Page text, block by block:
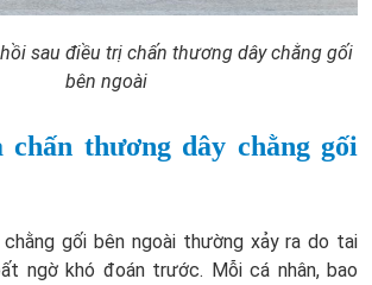
sau điều trị chấn thương dây chằng gối
bên ngoài
chấn thương dây chằng gối
gối bên ngoài thường xảy ra do tai
ngờ khó đoán trước. Mỗi cá nhân, bao